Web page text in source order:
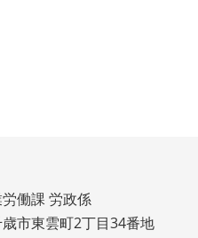
働課 労政係
市東雲町2丁目34番地